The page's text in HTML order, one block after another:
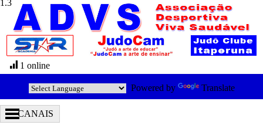
1 online
Powered by Translate
CANAIS